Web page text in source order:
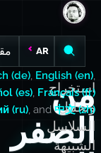
DanLevy.net
AR
من
الصفر
استخراج
وتحليل
السلاسل
الشبيهة
(de), English (en),
(es), Français (fr)
(ru), and中文 (zh)